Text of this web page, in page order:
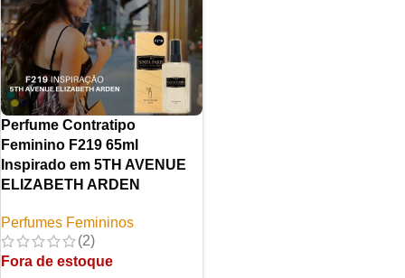
Perfume Contratipo
Feminino F219 65ml
Inspirado em 5TH AVENUE
ELIZABETH ARDEN
Perfumes Femininos
(2)
Fora de estoque